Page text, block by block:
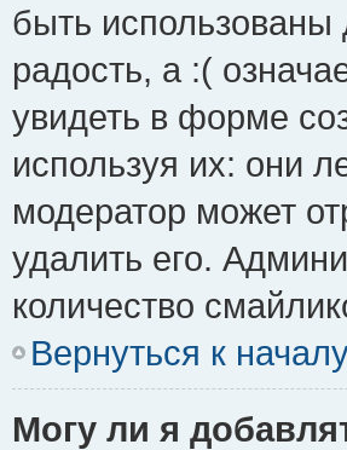
быть использованы
радость, а :(
увидеть в форме
используя их: они
модератор может
удалить его.
количество
Вернуться к
Могу ли я